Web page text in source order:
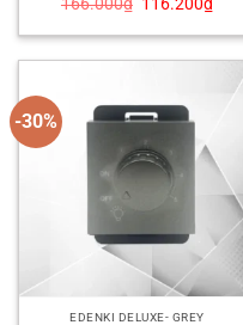
là:
hiện
tại
-30%
EDENKI DELUXE- GREY